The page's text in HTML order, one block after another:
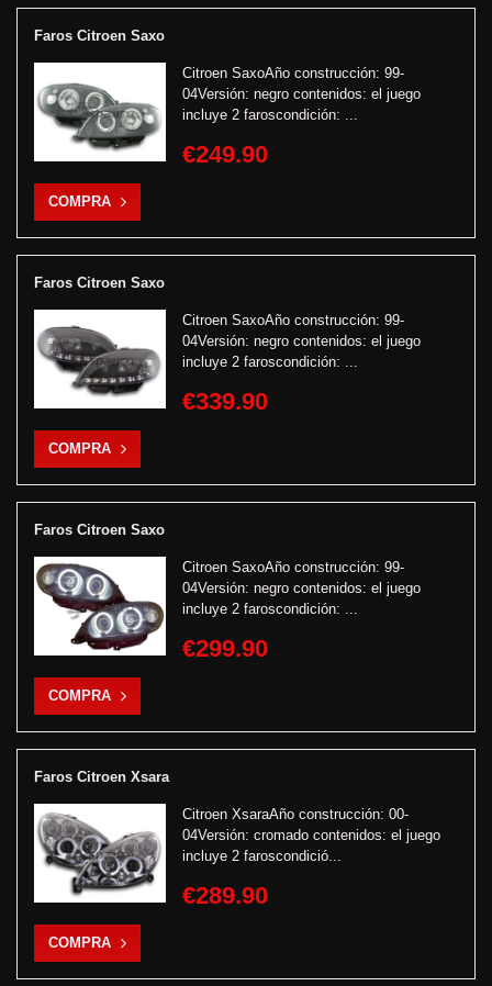
Faros Citroen Saxo
Citroen SaxoAño construcción: 99-
04Versión: negro contenidos: el juego
incluye 2 faroscondición: ...
€249.90
COMPRA
Faros Citroen Saxo
Citroen SaxoAño construcción: 99-
04Versión: negro contenidos: el juego
incluye 2 faroscondición: ...
€339.90
COMPRA
Faros Citroen Saxo
Citroen SaxoAño construcción: 99-
04Versión: negro contenidos: el juego
incluye 2 faroscondición: ...
€299.90
COMPRA
Faros Citroen Xsara
Citroen XsaraAño construcción: 00-
04Versión: cromado contenidos: el juego
incluye 2 faroscondició...
€289.90
COMPRA